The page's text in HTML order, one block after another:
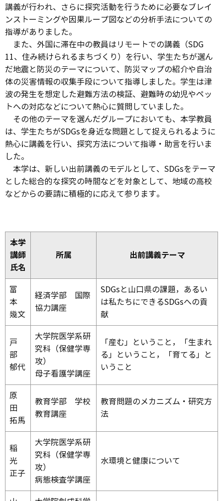
講義が行われ、さらに探究活動を行うために必要なブレイ
ンストーミングや因果ループ図などの分析手法についての
指導がありました。
また、外国に滞在中の教員はリモートでの講義（SDG
11、住み続けられるまちづくり）を行い、学生たちが選ん
だ地震と防災のテーマについて、防災マップの紹介や自治
体の災害情報の収集手段について指導しました。学生は津
波の発生を想定した避難方法の検証、避難時の幼児やペッ
トへの対応などについて熱心に質問していました。
その他のテーマを選んだグループにおいても、本学教員
は、学生たちがSDGsを身近な問題として捉えられるように
熱心に講義を行い、探究方法について指導・助言を行いま
した。
本学は、新しい出前講義のモデルとして、SDGsをテーマ
とした総合的な探究の時間などを対象として、地域の高校
などからの要請に積極的に応えて参ります。
本学
講師
氏名
所属 出前講義テーマ
富
本
幾文
経済学部 国際
協力講座
SDGsと山口県の課題，あるい
は私たちにできるSDGsへの貢
献
戸
部
郁代
大学院医学系研
究科（保健学専
攻）
母子看護学講座
「産む」ということ，「生まれ
る」ということ，「育てる」と
いうこと
原
田
拓馬
教育学部 学校
教育講座
教育問題のメカニズム・研究方
法
稲
光
正子
大学院医学系研
究科（保健学専
攻）
病態検査学講座
水環境と健康について